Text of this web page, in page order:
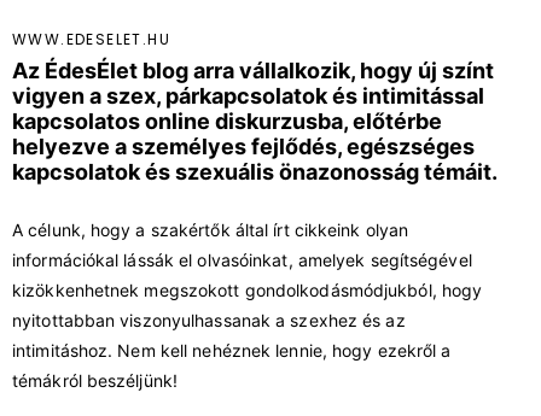
WWW.EDESELET.HU
Az ÉdesÉlet blog arra vállalkozik, hogy új színt
vigyen a szex, párkapcsolatok és intimitással
kapcsolatos online diskurzusba, előtérbe
helyezve a személyes fejlődés, egészséges
kapcsolatok és szexuális önazonosság témáit.
A célunk, hogy a szakértők által írt cikkeink olyan
információkal lássák el olvasóinkat, amelyek segítségével
kizökkenhetnek megszokott gondolkodásmódjukból, hogy
nyitottabban viszonyulhassanak a szexhez és az
intimitáshoz. Nem kell nehéznek lennie, hogy ezekről a
témákról beszéljünk!